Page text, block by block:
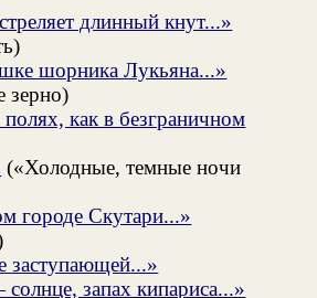
длинный кнут...»
шорника Лукьяна...»
зерно)
как в безграничном
(«Холодные, темные ночи
городе Скутари...»
заступающей...»
запах кипариса...»